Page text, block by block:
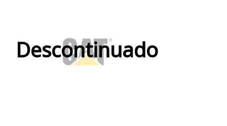
Descontinuado